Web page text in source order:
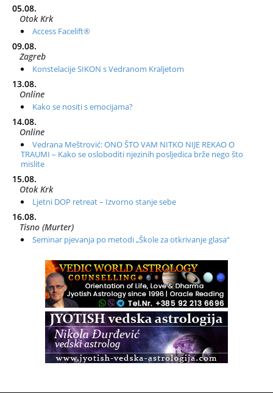
05.08.
Otok Krk
Access Facelift®
09.08.
Zagreb
Konstelacije SIKON s Vedranom Kraljetom
13.08.
Online
Kako se nositi s emocijama?
14.08.
Online
Vedrana Meštrović: ONO ŠTO VAM NITKO NIJE REKAO O
TRAUMI – Kako se osloboditi njezinih posljedica brže nego što
mislite
15.08.
Otok Krk
Ljetni DOP retreat – Izvorno stanje sebe
16.08.
Tisno (Murter)
Seminar pjevanja po metodi „Škole za otkrivanje glasa“
Radionica: Pomagači iz drugih dimenzija Online – otvoreno za
Zagreb+Online
Osnovni ThetaHealing® tečaj, Zagreb i Online
Access BARS®, otpusti stres